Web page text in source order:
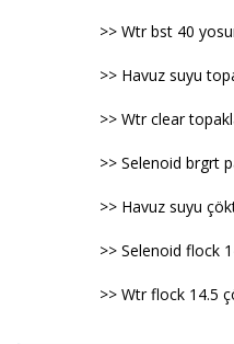
>> Wtr bst 40
>> Havuz suyu
>> Wtr clear
>> Selenoid brgrt
>> Havuz suyu
>> Selenoid flock
>> Wtr flock 14.5